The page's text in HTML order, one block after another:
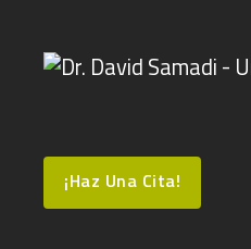
¡Haz Una Cita!